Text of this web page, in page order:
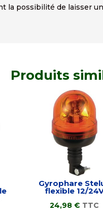
la possibilité de laisser
Produits
Gyrophare
flexible 12/
24,98€ TTC